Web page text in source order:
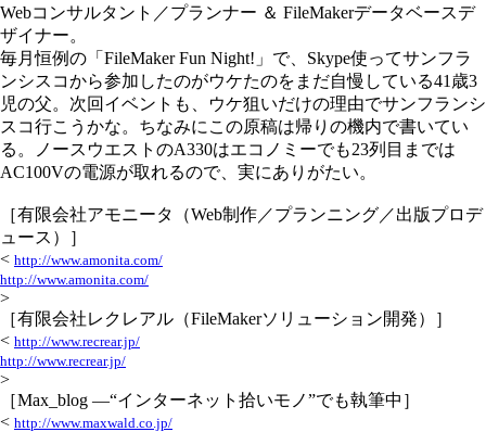
Webコンサルタント／プランナー ＆ FileMakerデータベースデ
ザイナー。
毎月恒例の「FileMaker Fun Night!」で、Skype使ってサンフラ
ンシスコから参加したのがウケたのをまだ自慢している41歳3
児の父。次回イベントも、ウケ狙いだけの理由でサンフランシ
スコ行こうかな。ちなみにこの原稿は帰りの機内で書いてい
る。ノースウエストのA330はエコノミーでも23列目までは
AC100Vの電源が取れるので、実にありがたい。
［有限会社アモニータ（Web制作／プランニング／出版プロデ
ュース）］
< http://www.amonita.com/
http://www.amonita.com/
>
［有限会社レクレアル（FileMakerソリューション開発）］
< http://www.recrear.jp/
http://www.recrear.jp/
>
［Max_blog —“インターネット拾いモノ”でも執筆中］
< http://www.maxwald.co.jp/